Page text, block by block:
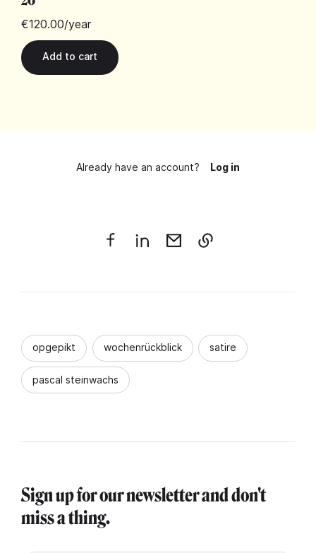
€120.00/year
Already have an account? Log in
opgepikt wochenrückblick satire
pascal steinwachs
Sign up for our newsletter and don't
miss a thing.